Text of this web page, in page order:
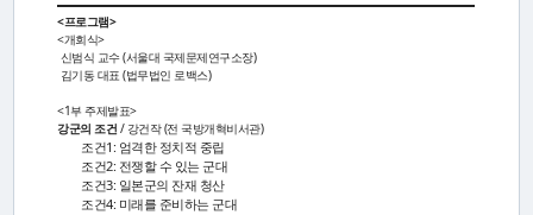
<프로그램>
<개회식>
신범식 교수 (서울대 국제문제연구소장)
김기동 대표 (법무법인 로백스)
<1부 주제발표>
강군의 조건 / 강건작 (전 국방개혁비서관)
조건1: 엄격한 정치적 중립
조건2: 전쟁할 수 있는 군대
조건3: 일본군의 잔재 청산
조건4: 미래를 준비하는 군대